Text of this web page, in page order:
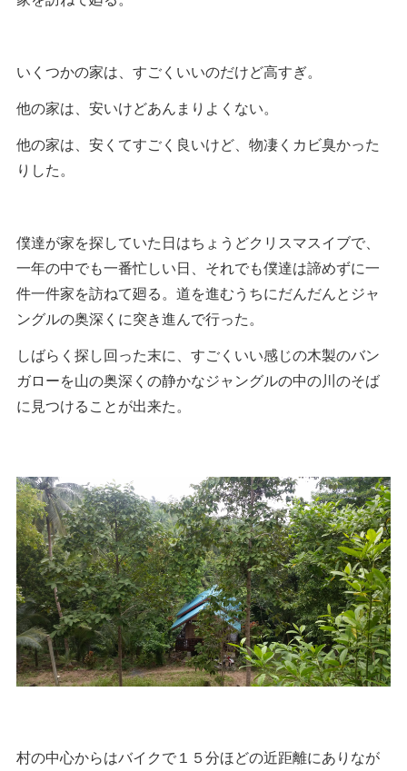
いくつかの家は、すごくいいのだけど高すぎ。
他の家は、安いけどあんまりよくない。
他の家は、安くてすごく良いけど、物凄くカビ臭かった
りした。
僕達が家を探していた日はちょうどクリスマスイブで、
一年の中でも一番忙しい日、それでも僕達は諦めずに一
件一件家を訪ねて廻る。道を進むうちにだんだんとジャ
ングルの奥深くに突き進んで行った。
しばらく探し回った末に、すごくいい感じの木製のバン
ガローを山の奥深くの静かなジャングルの中の川のそば
に見つけることが出来た。
村の中心からはバイクで１５分ほどの近距離にありなが